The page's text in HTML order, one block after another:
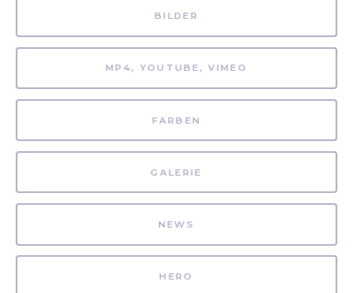
BILDER
MP4, YOUTUBE, VIMEO
FARBEN
GALERIE
NEWS
HERO